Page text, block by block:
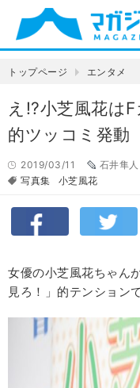
トップページ エンタメ
え!?小芝風花は
的ツッコミ発動
2019/03/11
石井隼人
写真集
小芝風花
女優の小芝風花ちゃん
見ろ！」的テンション